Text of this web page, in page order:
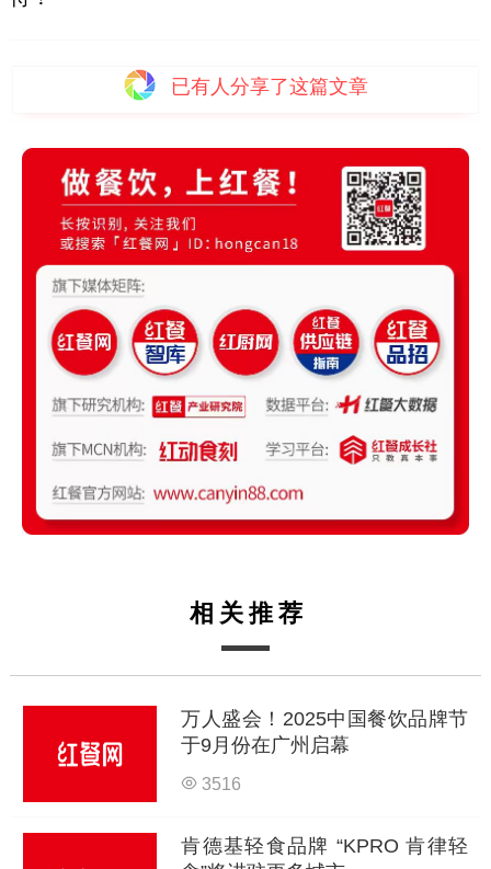
已有 人分享了这篇文章
相关推荐
万人盛会！2025中国餐饮品牌节
于9月份在广州启幕
3516
肯德基轻食品牌 “KPRO 肯律轻